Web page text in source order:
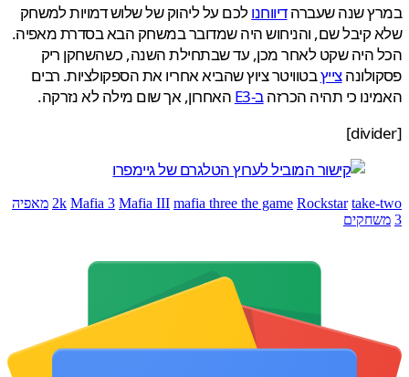
שנה שעברהדיווחנולכם על ליהוק של שלוש דמויות למשחק
קיבל שם, והניחוש היה שמדובר במשחק הבא בסדרת מאפיה.
היה שקט לאחר מכן, עד שבתחילת השנה, כשהשחקן ריק
צייץבטוויטר ציוץ שהביא אחריו את הספקולציות. רבים
כי תהיה הכרזהב-E3 האחרון, אך שום מילה לא נזרקה.
2k Mafia 3 Mafia III mafia three the game Rockstar
מאפיה